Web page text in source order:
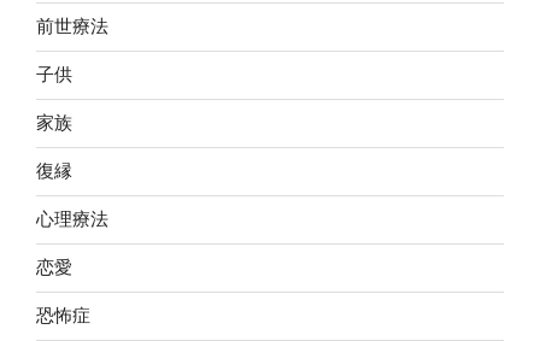
前世療法
子供
家族
復縁
心理療法
恋愛
恐怖症